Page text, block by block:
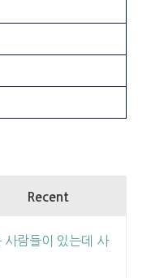
Recent
사람들이 있는데 사